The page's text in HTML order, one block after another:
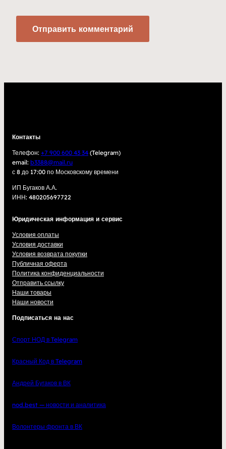
Контакты
Телефон: +7 900 600 43 34 (Telegram)
email: b3388@mail.ru
с 8 до 17:00 по Московскому времени
ИП Бугаков А.А.
ИНН: 480205697722
Юридическая информация и сервис
Условия оплаты
Условия доставки
Условия возврата покупки
Публичная оферта
Политика конфиденциальности
Отправить ссылку
Наши товары
Наши новости
Подписаться на нас
Спорт НОД в Telegram
Красный Код в Telegram
Андрей Бугаков в ВК
nod.best — новости и аналитика
Волонтеры фронта в ВК